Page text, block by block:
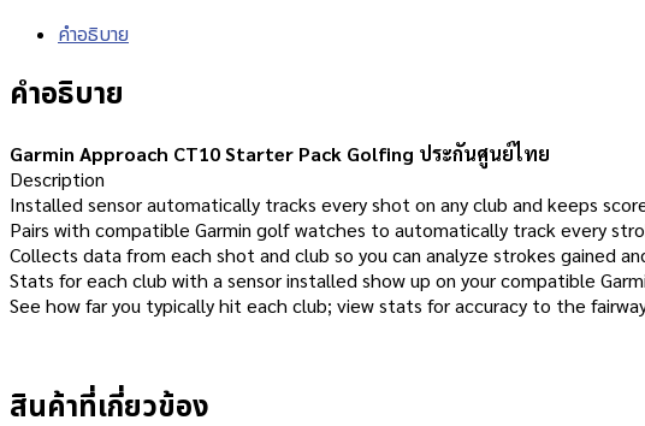
คำอธิบาย
คำอธิบาย
Garmin Approach CT10 Starter Pack Golfing ประกันศูนย์ไทย
Description
Installed sensor automatically tracks every shot on any club and keeps
Pairs with compatible Garmin golf watches to automatically track every
Collects data from each shot and club so you can analyze strokes gained
Stats for each club with a sensor installed show up on your compatible
See how far you typically hit each club; view stats for accuracy to the
สินค้าที่เกี่ยวข้อง